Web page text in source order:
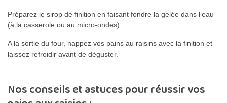
Préparez le sirop de finition en faisant fondre la gelée dans l’eau
(à la casserole ou au micro-ondes)
A la sortie du four, nappez vos pains au raisins avec la finition et
laissez refroidir avant de déguster.
Nos conseils et astuces pour réussir vos